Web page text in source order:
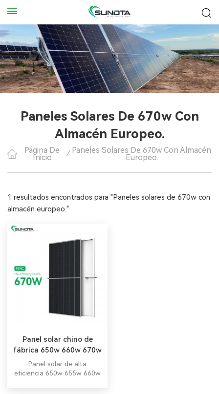
Paneles Solares De 670w Con
Almacén Europeo.
Página De
Inicio / Paneles Solares De 670w Con Almacén
Europeo.
1 resultados encontrados para "Paneles solares de 670w con
almacén europeo."
Panel solar chino de
fábrica 650w 660w 670w
Panel solar de alta
eficiencia 650w 655w 660w